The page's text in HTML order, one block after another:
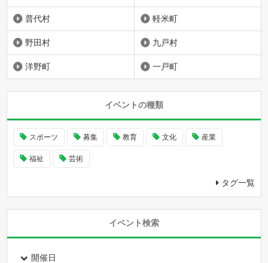
普代村 軽米町
野田村 九戸村
洋野町 一戸町
イベントの種類
スポーツ 募集 教育 文化 産業
福祉 芸術
タグ一覧
イベント検索
開催日